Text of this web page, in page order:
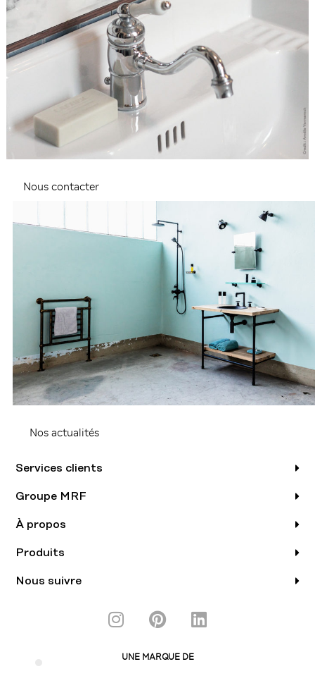
Nous contacter
Nos actualités
Services clients
Groupe MRF
À propos
Produits
Nous suivre
I
s
P
i
n
L
UNE MARQUE DE